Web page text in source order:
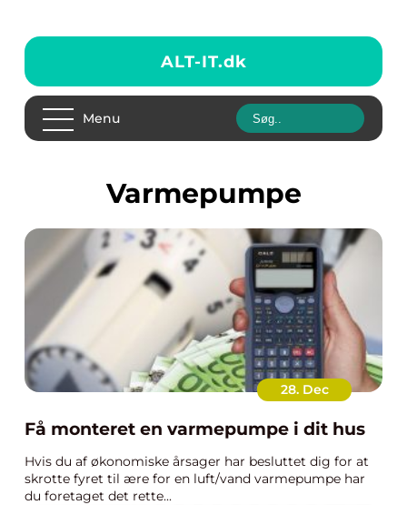
ALT-IT.dk
Menu
Varmepumpe
28. Dec
Få monteret en varmepumpe i dit hus
Hvis du af økonomiske årsager har besluttet dig for at
skrotte fyret til ære for en luft/vand varmepumpe har
du foretaget det rette...